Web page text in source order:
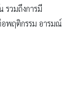
รวมถึงการมี
อพฤติกรรม อารมณ์